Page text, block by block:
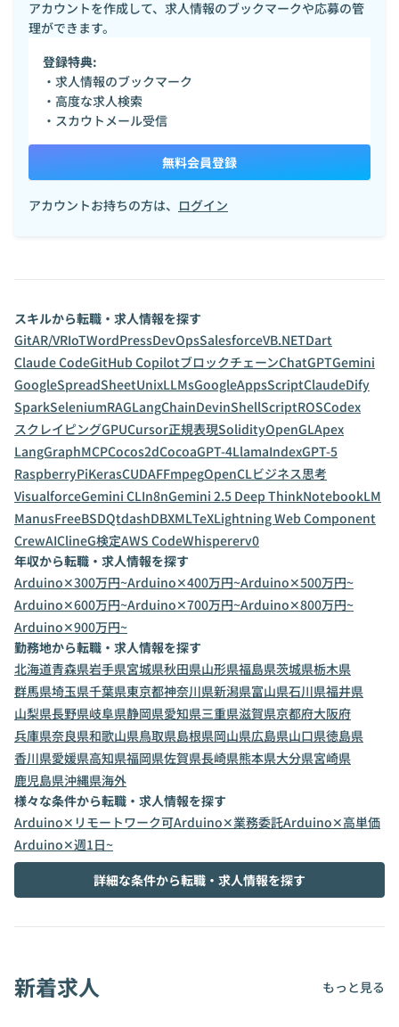
アカウントを作成して、求人情報のブックマークや応募の管
理ができます。
登録特典:
・求人情報のブックマーク
・高度な求人検索
・スカウトメール受信
無料会員登録
アカウントお持ちの方は、 ログイン
スキルから転職・求人情報を探す
GitAR/VRIoTWordPressDevOpsSalesforceVB.NETDart
Claude CodeGitHub CopilotブロックチェーンChatGPTGemini
GoogleSpreadSheetUnixLLMsGoogleAppsScriptClaudeDify
SparkSeleniumRAGLangChainDevinShellScriptROSCodex
スクレイピングGPUCursor正規表現SolidityOpenGLApex
LangGraphMCPCocos2dCocoaGPT-4LlamaIndexGPT-5
RaspberryPiKerasCUDAFFmpegOpenCLビジネス思考
VisualforceGemini CLIn8nGemini 2.5 Deep ThinkNotebookLM
ManusFreeBSDQtdashDBXMLTeXLightning Web Component
CrewAIClineG検定AWS CodeWhispererv0
年収から転職・求人情報を探す
Arduino✕300万円~Arduino✕400万円~Arduino✕500万円~
Arduino✕600万円~Arduino✕700万円~Arduino✕800万円~
Arduino✕900万円~
勤務地から転職・求人情報を探す
北海道青森県岩手県宮城県秋田県山形県福島県茨城県栃木県
群馬県埼玉県千葉県東京都神奈川県新潟県富山県石川県福井県
山梨県長野県岐阜県静岡県愛知県三重県滋賀県京都府大阪府
兵庫県奈良県和歌山県鳥取県島根県岡山県広島県山口県徳島県
香川県愛媛県高知県福岡県佐賀県長崎県熊本県大分県宮崎県
鹿児島県沖縄県海外
様々な条件から転職・求人情報を探す
Arduino✕リモートワーク可Arduino✕業務委託Arduino✕高単価
Arduino✕週1日~
詳細な条件から転職・求人情報を探す
新着求人 もっと見る